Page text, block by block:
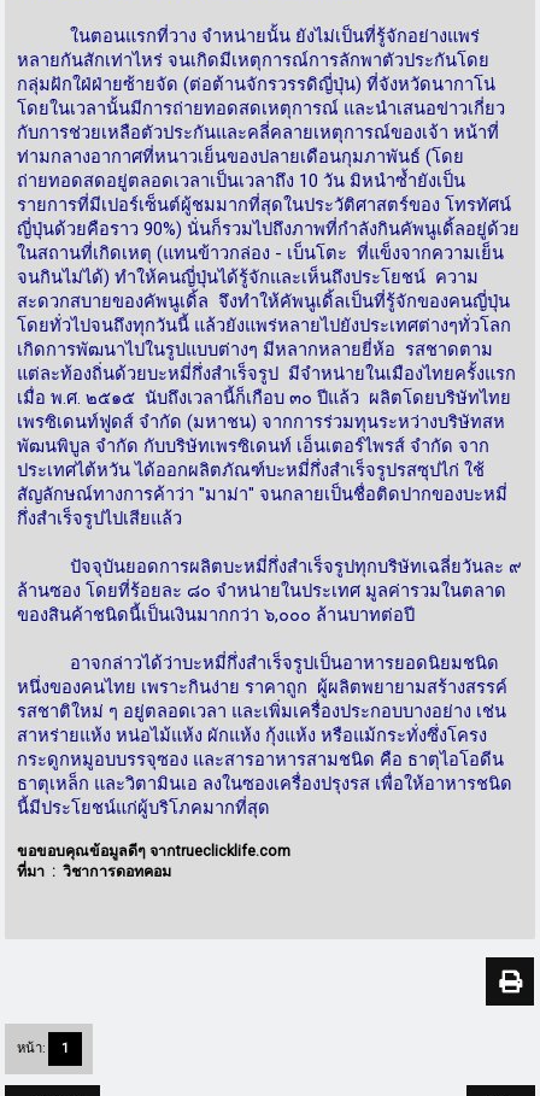
ในตอนแรกที่วาง จำหน่ายนั้น ยังไม่เป็นที่รู้จักอย่างแพร่
หลายกันสักเท่าไหร่ จนเกิดมีเหตุการณ์การลักพาตัวประกันโดย
กลุ่มฝักใฝ่ฝ่ายซ้ายจัด (ต่อต้านจักรวรรดิญี่ปุ่น) ที่จังหวัดนากาโน่
โดยในเวลานั้นมีการถ่ายทอดสดเหตุการณ์ และนำเสนอข่าวเกี่ยว
กับการช่วยเหลือตัวประกันและคลี่คลายเหตุการณ์ของเจ้า หน้าที่
ท่ามกลางอากาศที่หนาวเย็นของปลายเดือนกุมภาพันธ์ (โดย
ถ่ายทอดสดอยู่ตลอดเวลาเป็นเวลาถึง 10 วัน มิหนำซ้ำยังเป็น
รายการที่มีเปอร์เซ็นต์ผู้ชมมากที่สุดในประวัติศาสตร์ของ โทรทัศน์
ญี่ปุ่นด้วยคือราว 90%) นั่นก็รวมไปถึงภาพที่กำลังกินคัพนูเดิ้ลอยู่ด้วย
ในสถานที่เกิดเหตุ (แทนข้าวกล่อง - เบ็นโตะ ที่แข็งจากความเย็น
จนกินไม่ได้) ทำให้คนญี่ปุ่นได้รู้จักและเห็นถึงประโยชน์ ความ
สะดวกสบายของคัพนูเดิ้ล จึงทำให้คัพนูเดิ้ลเป็นที่รู้จักของคนญี่ปุ่น
โดยทั่วไปจนถึงทุกวันนี้ แล้วยังแพร่หลายไปยังประเทศต่างๆทั่วโลก
เกิดการพัฒนาไปในรูปแบบต่างๆ มีหลากหลายยี่ห้อ รสชาดตาม
แต่ละท้องถิ่นด้วยบะหมี่กึ่งสำเร็จรูป มีจำหน่ายในเมืองไทยครั้งแรก
เมื่อ พ.ศ. ๒๕๑๕ นับถึงเวลานี้ก็เกือบ ๓๐ ปีแล้ว ผลิตโดยบริษัทไทย
เพรซิเดนท์ฟูดส์ จำกัด (มหาชน) จากการร่วมทุนระหว่างบริษัทสห
พัฒนพิบูล จำกัด กับบริษัทเพรซิเดนท์ เอ็นเตอร์ไพรส์ จำกัด จาก
ประเทศไต้หวัน ได้ออกผลิตภัณฑ์บะหมี่กึ่งสำเร็จรูปรสซุปไก่ ใช้
สัญลักษณ์ทางการค้าว่า "มาม่า" จนกลายเป็นชื่อติดปากของบะหมี่
กึ่งสำเร็จรูปไปเสียแล้ว
ปัจจุบันยอดการผลิตบะหมี่กึ่งสำเร็จรูปทุกบริษัทเฉลี่ยวันละ ๙
ล้านซอง โดยที่ร้อยละ ๘๐ จำหน่ายในประเทศ มูลค่ารวมในตลาด
ของสินค้าชนิดนี้เป็นเงินมากกว่า ๖,๐๐๐ ล้านบาทต่อปี
อาจกล่าวได้ว่าบะหมี่กึ่งสำเร็จรูปเป็นอาหารยอดนิยมชนิด
หนึ่งของคนไทย เพราะกินง่าย ราคาถูก ผู้ผลิตพยายามสร้างสรรค์
รสชาติใหม่ ๆ อยู่ตลอดเวลา และเพิ่มเครื่องประกอบบางอย่าง เช่น
สาหร่ายแห้ง หน่อไม้แห้ง ผักแห้ง กุ้งแห้ง หรือแม้กระทั่งซึ่งโครง
กระดูกหมูอบบรรจุซอง และสารอาหารสามชนิด คือ ธาตุไอโอดีน
ธาตุเหล็ก และวิตามินเอ ลงในซองเครื่องปรุงรส เพื่อให้อาหารชนิด
นี้มีประโยชน์แก่ผู้บริโภคมากที่สุด
ขอขอบคุณข้อมูลดีๆ จากtrueclicklife.com
ที่มา : วิชาการดอทคอม
หน้า: 1